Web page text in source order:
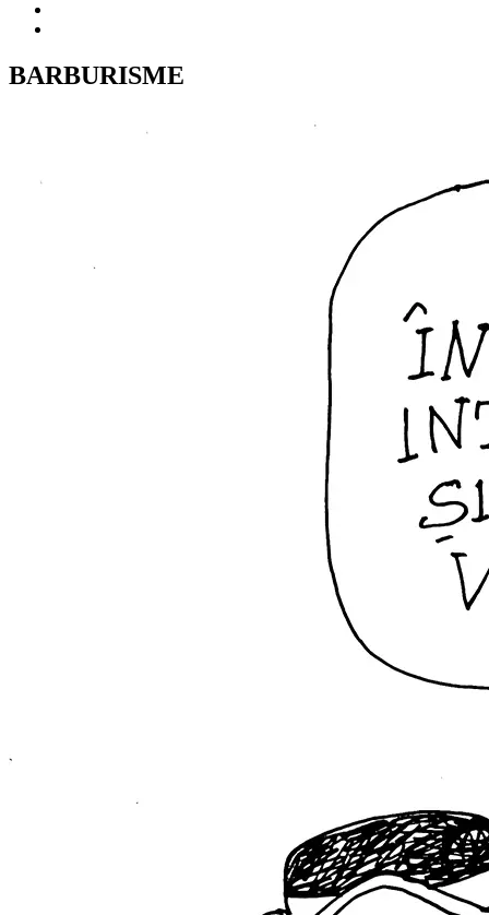
BARBURISME